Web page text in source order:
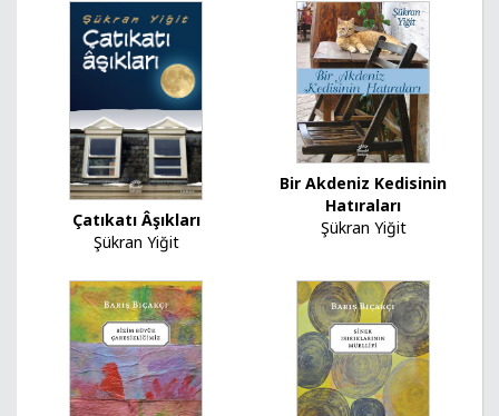
Çatıkatı Âşıkları
Şükran Yiğit
Bir Akdeniz Kedisinin
Hatıraları
Şükran Yiğit